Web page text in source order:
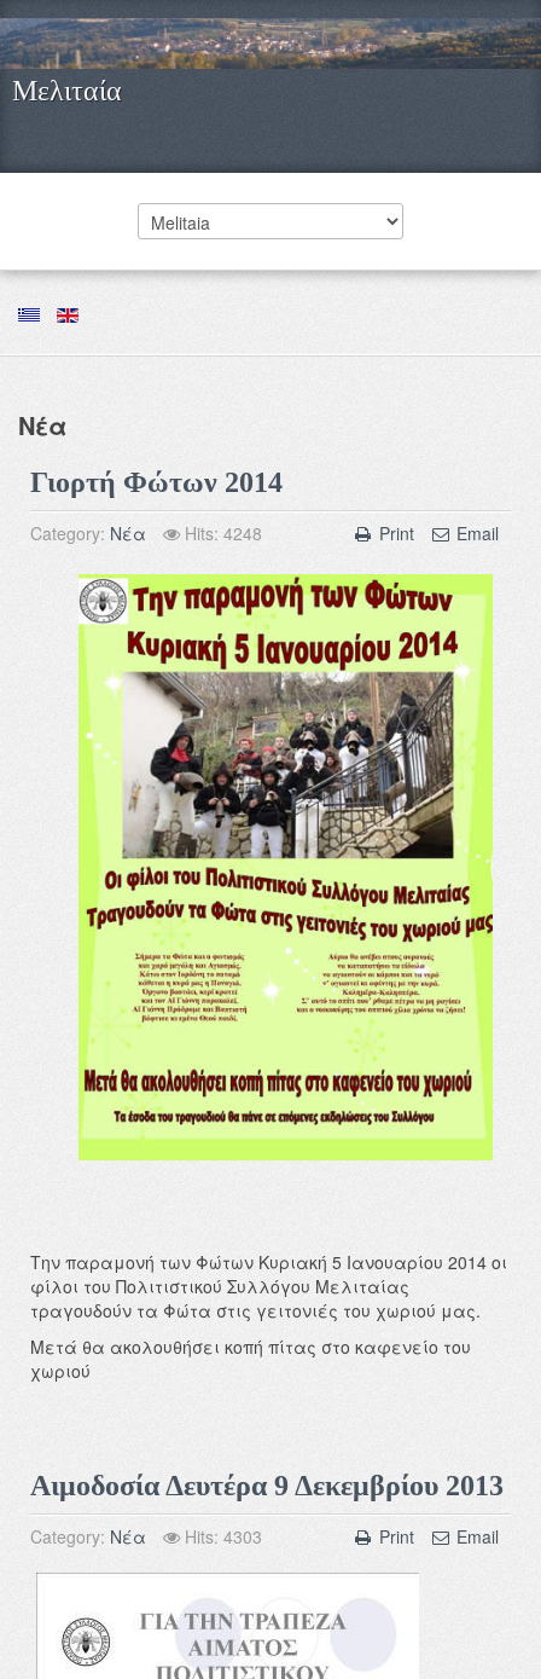
Μελιταία
Νέα
Γιορτή Φώτων 2014
Print Email
Category: Νέα Hits: 4248
Την παραμονή των Φώτων Κυριακή 5 Ιανουαρίου 2014 οι
φίλοι του Πολιτιστικού Συλλόγου Μελιταίας
τραγουδούν τα Φώτα στις γειτονιές του χωριού μας.
Μετά θα ακολουθήσει κοπή πίτας στο καφενείο του
χωριού
Αιμοδοσία Δευτέρα 9 Δεκεμβρίου 2013
Print Email
Category: Νέα Hits: 4303